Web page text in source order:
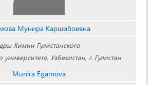
Мунира Каршибоевна
Химии Гулистанского
университета, Узбекистан, г. Гулистан
Munira Egamova